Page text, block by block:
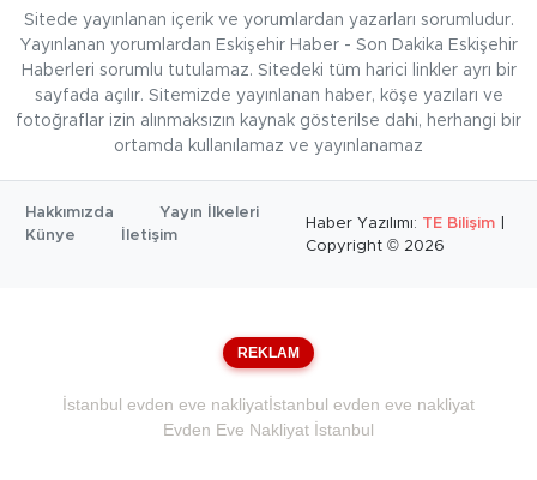
Sitede yayınlanan içerik ve yorumlardan yazarları sorumludur.
Yayınlanan yorumlardan Eskişehir Haber - Son Dakika Eskişehir
Haberleri sorumlu tutulamaz. Sitedeki tüm harici linkler ayrı bir
sayfada açılır. Sitemizde yayınlanan haber, köşe yazıları ve
fotoğraflar izin alınmaksızın kaynak gösterilse dahi, herhangi bir
ortamda kullanılamaz ve yayınlanamaz
Hakkımızda
Yayın İlkeleri
Künye
İletişim
Haber Yazılımı: TE Bilişim
Copyright © 2026
REKLAM
İstanbul evden eve nakliyatİstanbul evden eve nakliyat
Evden Eve Nakliyat İstanbul